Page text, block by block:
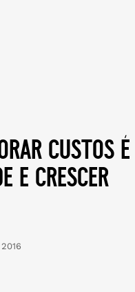
custos é
e crescer